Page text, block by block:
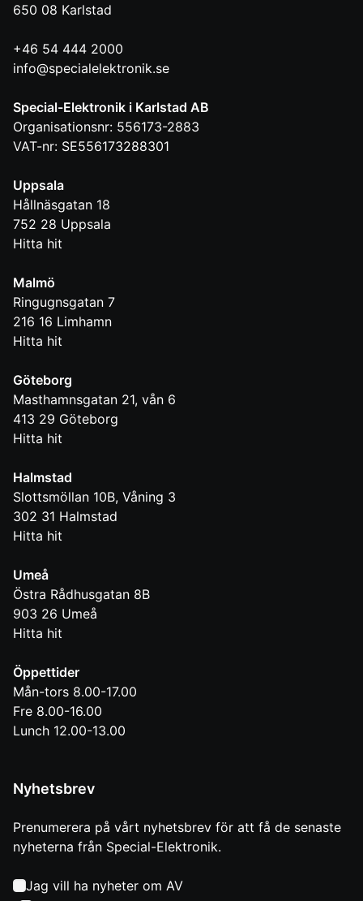
650 08 Karlstad
+46 54 444 2000
info@specialelektronik.se
Special-Elektronik i Karlstad AB
Organisationsnr: 556173-2883
VAT-nr: SE556173288301
Uppsala
Hållnäsgatan 18
752 28 Uppsala
Hitta hit
Malmö
Ringugnsgatan 7
216 16 Limhamn
Hitta hit
Göteborg
Masthamnsgatan 21, vån 6
413 29 Göteborg
Hitta hit
Halmstad
Slottsmöllan 10B, Våning 3
302 31 Halmstad
Hitta hit
Umeå
Östra Rådhusgatan 8B
903 26 Umeå
Hitta hit
Öppettider
Mån-tors 8.00-17.00
Fre 8.00-16.00
Lunch 12.00-13.00
Nyhetsbrev
Prenumerera på vårt nyhetsbrev för att få de senaste
nyheterna från Special-Elektronik.
Jag vill ha nyheter om AV